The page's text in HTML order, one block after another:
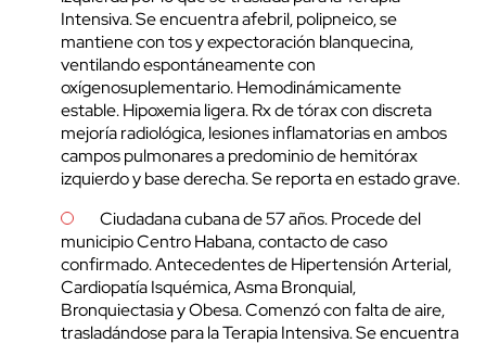
Intensiva. Se encuentra afebril, polipneico, se
mantiene con tos y expectoración blanquecina,
ventilando espontáneamente con
oxígenosuplementario. Hemodinámicamente
estable. Hipoxemia ligera. Rx de tórax con discreta
mejoría radiológica, lesiones inflamatorias en ambos
campos pulmonares a predominio de hemitórax
izquierdo y base derecha. Se reporta en estado grave.
Ciudadana cubana de 57 años. Procede del
municipio Centro Habana, contacto de caso
confirmado. Antecedentes de Hipertensión Arterial,
Cardiopatía Isquémica, Asma Bronquial,
Bronquiectasia y Obesa. Comenzó con falta de aire,
trasladándose para la Terapia Intensiva. Se encuentra